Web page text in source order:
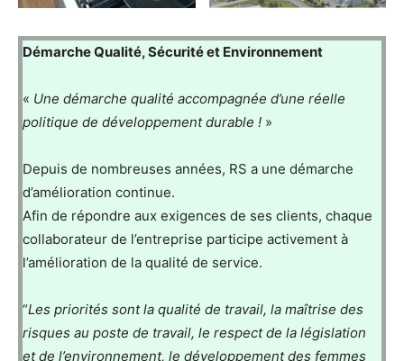
Démarche Qualité, Sécurité et Environnement
« Une démarche qualité accompagnée d’une réelle
politique de développement durable ! »
Depuis de nombreuses années, RS a une démarche
d’amélioration continue.
Afin de répondre aux exigences de ses clients, chaque
collaborateur de l’entreprise participe activement à
l’amélioration de la qualité de service.
“Les priorités sont la qualité de travail, la maîtrise des
risques au poste de travail, le respect de la législation
et de l’environnement, le développement des femmes